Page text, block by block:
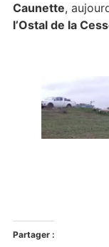
Caunette,
l’Ostal de la
Partager :